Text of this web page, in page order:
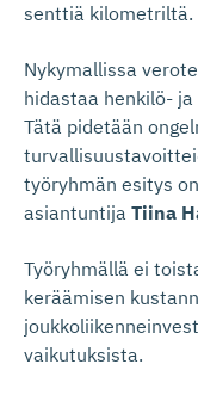
senttiä kilometriltä.
Nykymallissa
hidastaa henkilö-
Tätä pidetään
työryhmän esitys
asiantuntija Tiina
Työryhmällä ei
keräämisen
vaikutuksista.